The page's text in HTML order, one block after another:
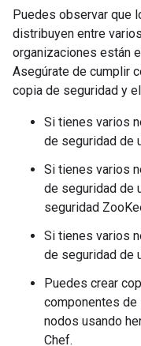
Puedes observar que
distribuyen entre
organizaciones están
Asegúrate de cumplir
copia de seguridad y
Si tienes varios
de seguridad de
Si tienes varios
de seguridad de
seguridad
Si tienes varios
de seguridad de
Puedes crear
componentes
nodos usando
Chef.